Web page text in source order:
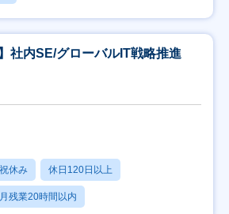
社内SE/グローバルIT戦略推進
休み 休日120日以上
月残業20時間以内